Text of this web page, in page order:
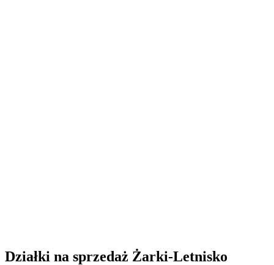
Działki na sprzedaż Żarki-Letnisko